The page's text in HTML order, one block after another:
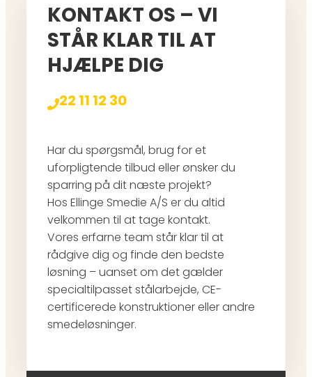
KONTAKT OS – VI
STÅR KLAR TIL AT
HJÆLPE DIG
22 11 12 30
Har du spørgsmål, brug for et
uforpligtende tilbud eller ønsker du
sparring på dit næste projekt?
Hos Ellinge Smedie A/S er du altid
velkommen til at tage kontakt.
Vores erfarne team står klar til at
rådgive dig og finde den bedste
løsning – uanset om det gælder
specialtilpasset stålarbejde, CE-
certificerede konstruktioner eller andre
smedeløsninger.